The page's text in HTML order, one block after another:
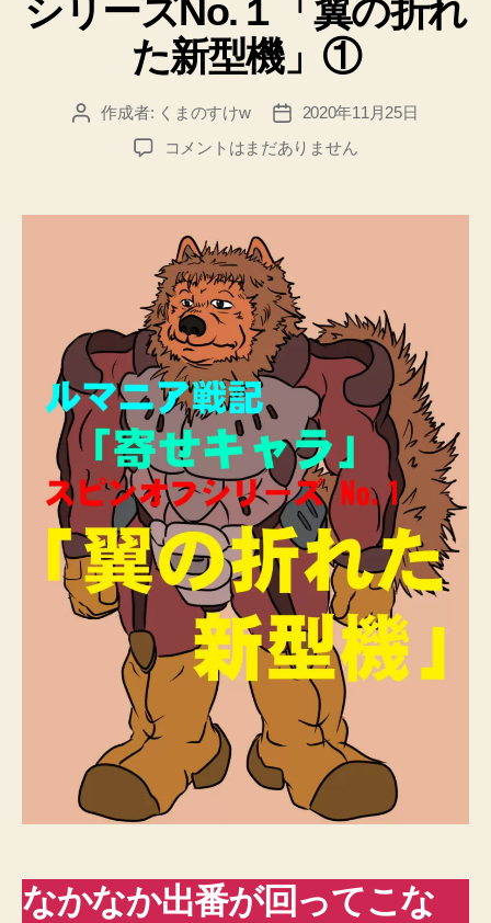
シリーズNo.１「翼の折れ
た新型機」①
投
作成者: くまのすけw
投
稿
日
2020年11月25日
寄
ャ
ラ・
ス
ピ
ン
オ
フ
シ
リ
ー
ズ
No.
１
「翼
の
折
新
型
コメントはまだありません
なかなか出番が回ってこな